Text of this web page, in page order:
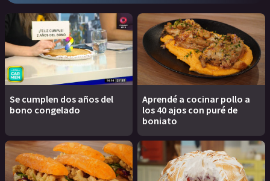
Se cumplen dos años del
bono congelado
Aprendé a cocinar pollo a
los 40 ajos con puré de
boniato